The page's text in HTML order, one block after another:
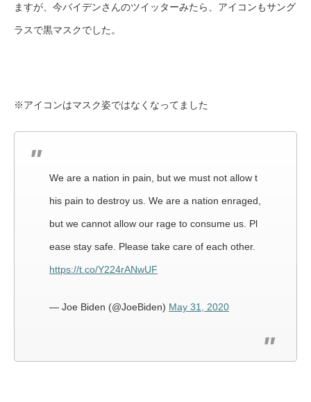
ますが、今バイデンさんのツイッターみたら、アイコンもサング
ラスで黒マスクでした。
※アイコンはマスク姿ではなくなってました
We are a nation in pain, but we must not allow t
his pain to destroy us. We are a nation enraged,
but we cannot allow our rage to consume us. Pl
ease stay safe. Please take care of each other.
https://t.co/Y224rANwUF
— Joe Biden (@JoeBiden) May 31, 2020